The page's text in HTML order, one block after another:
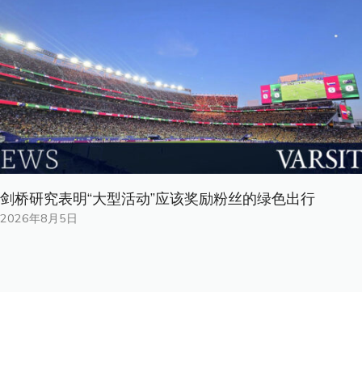
剑桥研究表明“大型活动”应该奖励粉丝的绿色出行
2026年8月5日